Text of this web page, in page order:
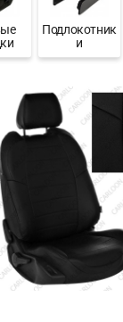
Подлокотник
и